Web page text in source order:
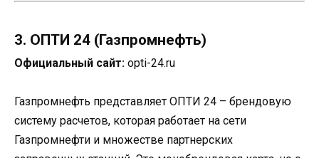
3. ОПТИ 24 (Газпромнефть)
Официальный сайт: opti-24.ru
Газпромнефть представляет ОПТИ 24 – брендовую
систему расчетов, которая работает на сети
Газпромнефти и множестве партнерских